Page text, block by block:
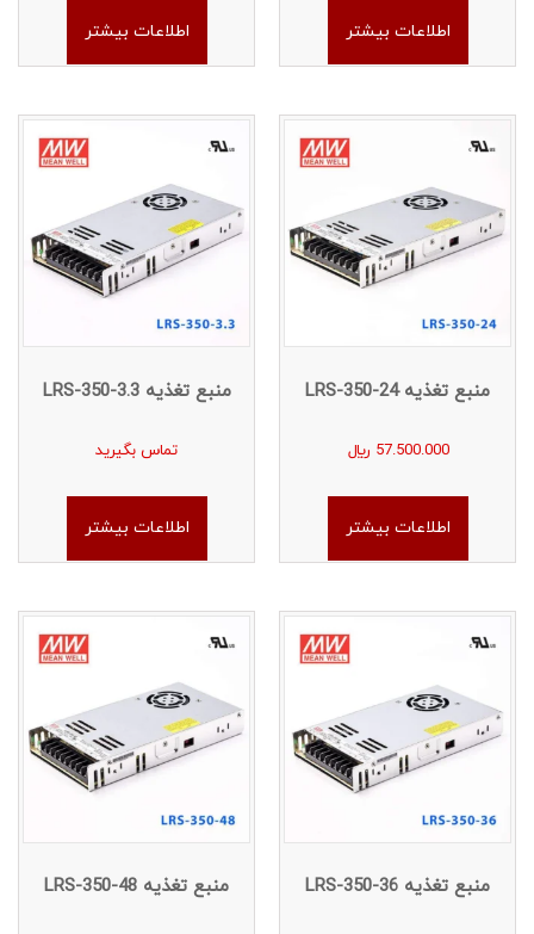
اطلاعات بیشتر اطلاعات بیشتر
منبع تغذیه LRS-350-24
57.500.000 ﷼
اطلاعات بیشتر
منبع تغذیه LRS-350-3.3
تماس بگیرید
اطلاعات بیشتر
منبع تغذیه LRS-350-36 منبع تغذیه LRS-350-48